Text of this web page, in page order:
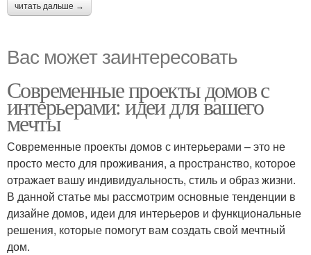
читать дальше →
Вас может заинтересовать
Современные проекты домов с
интерьерами: идеи для вашего
мечты
Современные проекты домов с интерьерами – это не
просто место для проживания, а пространство, которое
отражает вашу индивидуальность, стиль и образ жизни.
В данной статье мы рассмотрим основные тенденции в
дизайне домов, идеи для интерьеров и функциональные
решения, которые помогут вам создать свой мечтный
дом.